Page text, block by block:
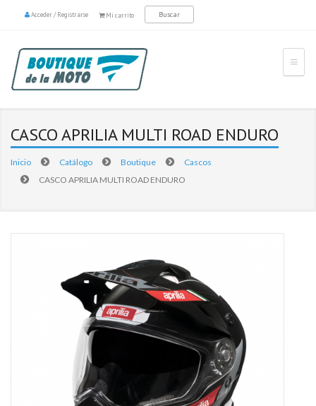
Mi carrito
Acceder/Registrarse
CASCO APRILIA MULTI ROAD ENDURO
Inicio Catálogo Boutique
Cascos
CASCO APRILIA MULTI ROAD ENDURO